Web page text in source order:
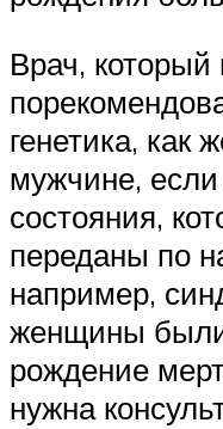
Врач, который
генетика, как
мужчине,
состояния,
переданы по
например,
женщины
рождение
нужна